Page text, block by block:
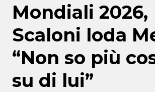
Mondiali 2026,
Scaloni loda
“Non so più
su di lui”